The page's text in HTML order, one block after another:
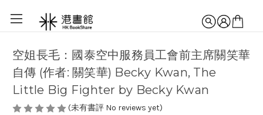
空姐長毛：國泰空中服務員工會前主席關笑華
自傳 (作者: 關笑華) Becky Kwan, The
Little Big Fighter by Becky Kwan
(未有書評 No reviews yet)